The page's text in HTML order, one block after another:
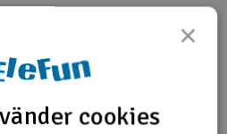
vän Recensioner
×
cookies